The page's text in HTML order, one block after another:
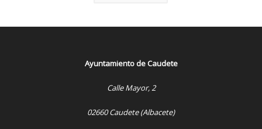
Ayuntamiento de Caudete
Calle Mayor, 2
02660 Caudete (Albacete)